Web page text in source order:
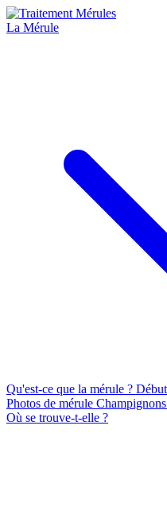
La Mérule
Qu'est-ce que la mérule ?
Photos de mérule
Où se trouve-t-elle ?